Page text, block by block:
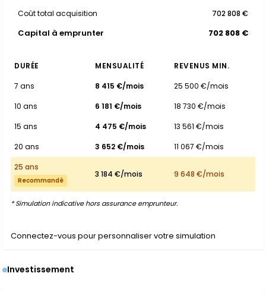
Coût total acquisition 702 808 €
Capital à emprunter 702 808 €
DURÉE MENSUALITÉ
REVENUS MIN.
7 ans
8 415 €/mois
25 500 €/mois
10 ans
6 181 €/mois
18 730 €/mois
15 ans
4 475 €/mois
13 561 €/mois
20 ans
3 652 €/mois
11 067 €/mois
25 ans
Recommandé
3 184 €/mois 9 648 €/mois
* Simulation indicative hors assurance emprunteur.
Connectez-vous pour personnaliser votre simulation
Investissement